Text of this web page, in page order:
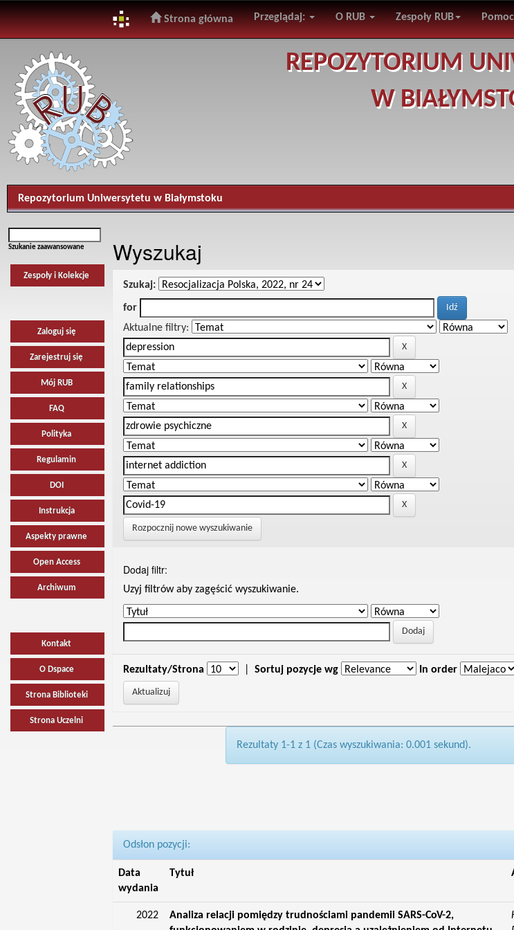
navigation
Strona główna Przeglądaj: O RUB Zespoły RUB Pomoc
REPOZYTORIUM
W
Repozytorium Uniwersytetu w Białymstoku
Szukanie zaawansowane
Zespoły i Kolekcje
Zaloguj się
Zarejestruj się
Mój RUB
FAQ
Polityka
Regulamin
DOI
Instrukcja
Aspekty prawne
Open Access
Archiwum
Kontakt
O Dspace
Strona Biblioteki
Strona Uczelni
Wyszukaj
Szukaj:
for
Aktualne filtry:
Rozpocznij nowe wyszukiwanie
Dodaj filtr:
Uzyj filtrów aby zagęścić wyszukiwanie.
Rezultaty/Strona Sortuj pozycje wg In order
Rezultaty 1-1 z 1 (Czas wyszukiwania: 0.001 sekund).
Odsłon pozycji:
Data
wydania
Tytuł
2022
Analiza relacji pomiędzy trudnościami pandemii SARS-CoV-2,